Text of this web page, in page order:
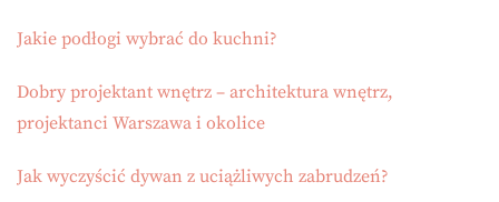
Jakie podłogi wybrać do kuchni?
Dobry projektant wnętrz – architektura wnętrz,
projektanci Warszawa i okolice
Jak wyczyścić dywan z uciążliwych zabrudzeń?